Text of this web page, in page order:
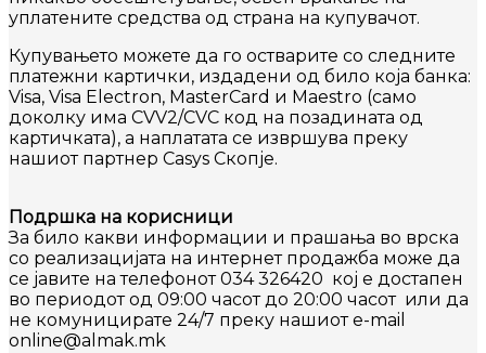
уплатените средства од страна на купувачот.
Купувањето можете да го остварите со следните
платежни картички, издадени од било која банка:
Visa, Visa Electron, MasterCard и Maestro (само
доколку има CVV2/CVC код на позадината од
картичката), а наплатата се извршува преку
нашиот партнер Casys Скопје.
Подршка на корисници
За било какви информации и прашања во врска
со реализацијата на интернет продажба може да
се јавите на телефонот 034 326420 кој е достапен
во периодот од 09:00 часот до 20:00 часот или да
не комуницирате 24/7 преку нашиот e-mail
online@almak.mk